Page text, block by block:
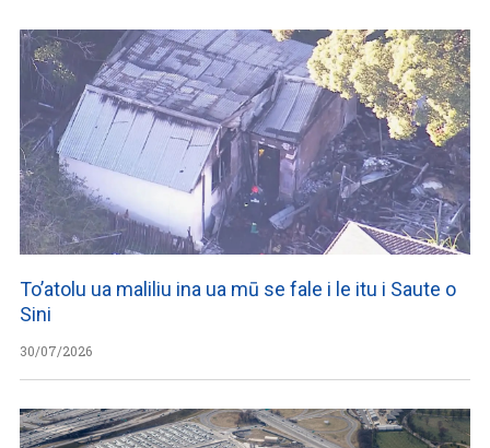
To’atolu ua maliliu ina ua mū se fale i le itu i Saute o
Sini
30/07/2026